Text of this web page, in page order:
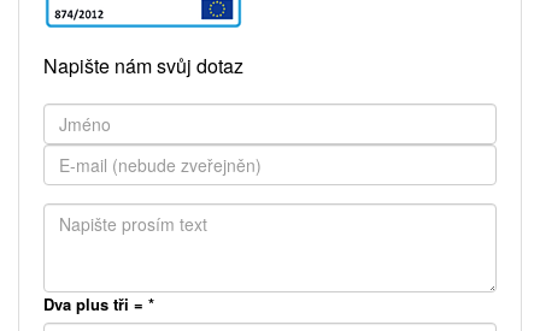
Napište nám svůj dotaz
Dva plus tři = *